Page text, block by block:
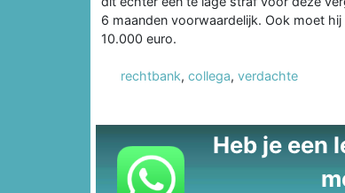
6 maanden voorwaardelijk. Ook moet
10.000 euro.
rechtbank, collega, verdachte
Heb je een